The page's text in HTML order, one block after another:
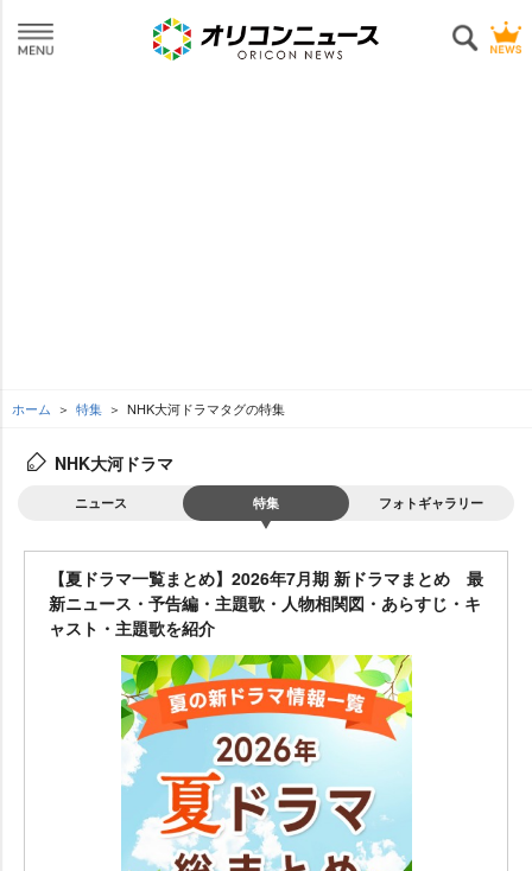
ホーム 特集 NHK大河ドラマタグの特集
NHK大河ドラマ
ニュース 特集 フォトギャラリー
【夏ドラマ一覧まとめ】2026年7月期 新ドラマまとめ 最
新ニュース・予告編・主題歌・人物相関図・あらすじ・キ
ャスト・主題歌を紹介